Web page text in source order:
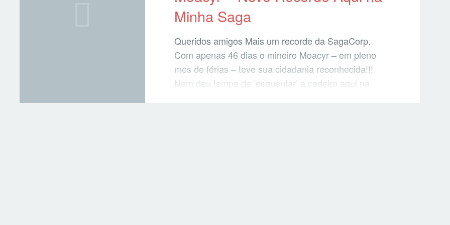
Minha Saga
Queridos amigos Mais um recorde da SagaCorp.
Com apenas 46 dias o mineiro Moacyr – em pleno
mes de férias – teve sua cidadania reconhecida!!!
Nem deu tempo de ‘esquentar’ a cadeira aqui na